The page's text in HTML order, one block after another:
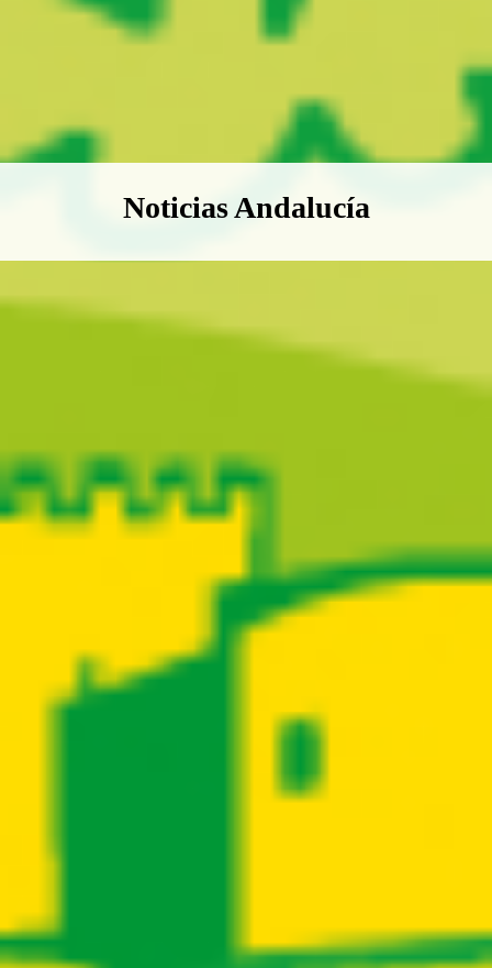
Boletín Noticias Andalucía
Noticias Andalucía